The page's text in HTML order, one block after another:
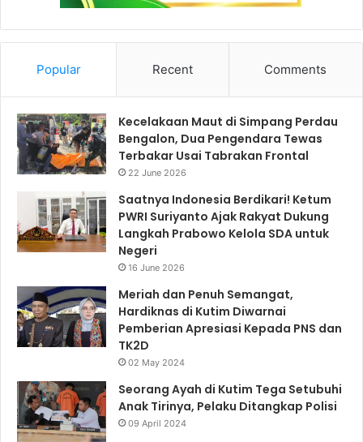
Popular Recent Comments
Kecelakaan Maut di Simpang Perdau
Bengalon, Dua Pengendara Tewas
Terbakar Usai Tabrakan Frontal
22 June 2026
Saatnya Indonesia Berdikari! Ketum
PWRI Suriyanto Ajak Rakyat Dukung
Langkah Prabowo Kelola SDA untuk
Negeri
16 June 2026
Meriah dan Penuh Semangat,
Hardiknas di Kutim Diwarnai
Pemberian Apresiasi Kepada PNS dan
TK2D
02 May 2024
Seorang Ayah di Kutim Tega Setubuhi
Anak Tirinya, Pelaku Ditangkap Polisi
09 April 2024